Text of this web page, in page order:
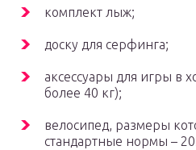
комплект лыж;
доску для серфинга;
аксессуары для игры в
более 40 кг);
велосипед, размеры
стандартные нормы –